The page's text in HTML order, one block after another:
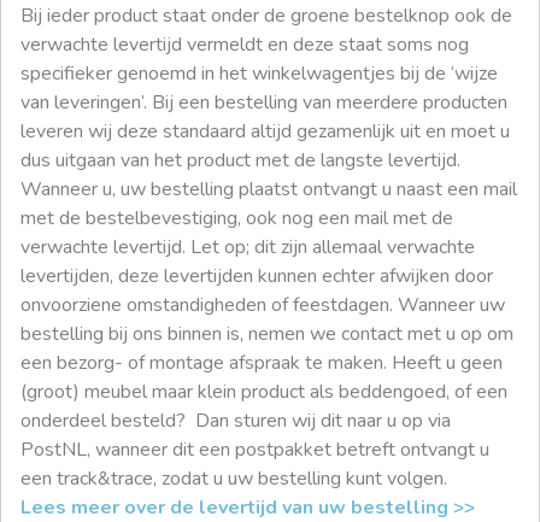
Bij ieder product staat onder de groene bestelknop ook de
verwachte levertijd vermeldt en deze staat soms nog
specifieker genoemd in het winkelwagentjes bij de ‘wijze
van leveringen’. Bij een bestelling van meerdere producten
leveren wij deze standaard altijd gezamenlijk uit en moet u
dus uitgaan van het product met de langste levertijd.
Wanneer u, uw bestelling plaatst ontvangt u naast een mail
met de bestelbevestiging, ook nog een mail met de
verwachte levertijd. Let op; dit zijn allemaal verwachte
levertijden, deze levertijden kunnen echter afwijken door
onvoorziene omstandigheden of feestdagen. Wanneer uw
bestelling bij ons binnen is, nemen we contact met u op om
een bezorg- of montage afspraak te maken. Heeft u geen
(groot) meubel maar klein product als beddengoed, of een
onderdeel besteld? Dan sturen wij dit naar u op via
PostNL, wanneer dit een postpakket betreft ontvangt u
een track&trace, zodat u uw bestelling kunt volgen.
Lees meer over de levertijd van uw bestelling >>